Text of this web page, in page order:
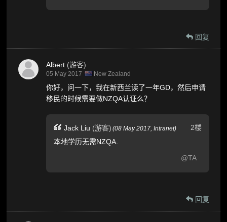
回复
Albert (游客)
05 May 2017 New Zealand
你好，问一下，我在新西兰读了一年GD，然后申请
移民的时候需要做NZQA认证么？
2楼
Jack Liu (游客) (08 May 2017,Intranet)
本地学历无需NZQA.
@TA
回复